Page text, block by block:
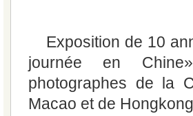
Exposition de 10
journée en
photographes de la
Macao et de